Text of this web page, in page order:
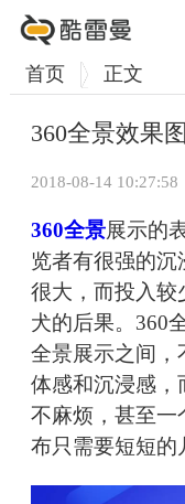
首页 正文
360全景效果
2018-08-14 10:27:58
360全景展示的
览者有很强的沉
很大，而投入较
犬的后果。360
全景展示之间，
体感和沉浸感，
不麻烦，甚至一
布只需要短短的